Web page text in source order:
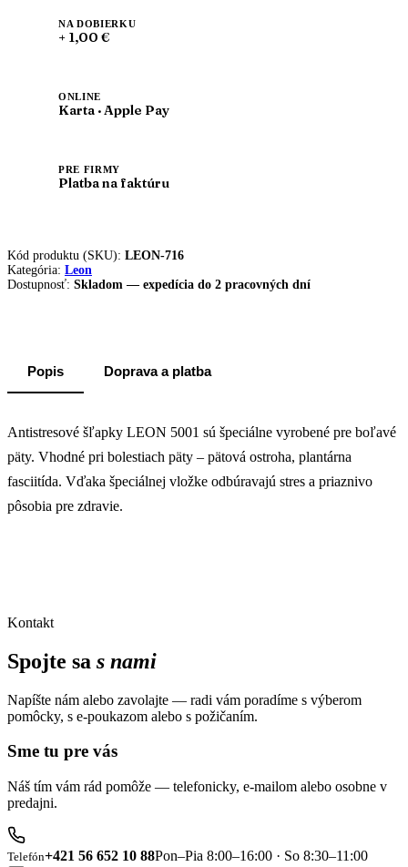
NA DOBIERKU
+ 1,00 €
ONLINE
Karta · Apple Pay
PRE FIRMY
Platba na faktúru
Kód produktu (SKU): LEON-716
Kategória: Leon
Dostupnosť: Skladom — expedícia do 2 pracovných dní
Popis Doprava a platba
Antistresové šľapky LEON 5001 sú špeciálne vyrobené pre boľavé
päty. Vhodné pri bolestiach päty – pätová ostroha, plantárna
fasciitída. Vďaka špeciálnej vložke odbúravajú stres a priaznivo
pôsobia pre zdravie.
Kontakt
Spojte sa s nami
Napíšte nám alebo zavolajte — radi vám poradíme s výberom
pomôcky, s e-poukazom alebo s požičaním.
Sme tu pre vás
Náš tím vám rád pomôže — telefonicky, e-mailom alebo osobne v
predajni.
Telefón+421 56 652 10 88Pon–Pia 8:00–16:00 · So 8:30–11:00